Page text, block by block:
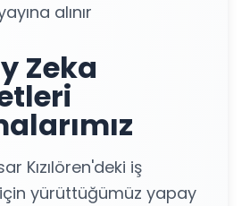
alınır
Zeka
Kızılören'deki iş
için yürüttüğümüz yapay